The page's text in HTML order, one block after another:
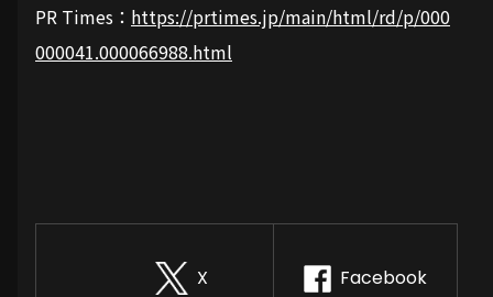
PR Times： https://prtimes.jp/main/html/rd/p/000
000041.000066988.html
X Facebook